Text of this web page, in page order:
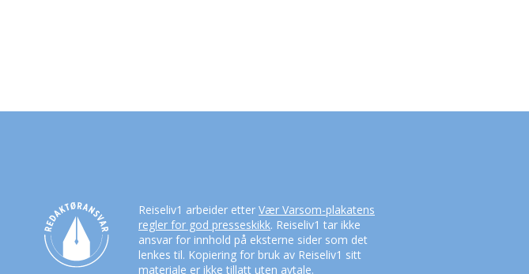
Reiseliv1 arbeider etter Vær Varsom-plakatens
regler for god presseskikk. Reiseliv1 tar ikke
ansvar for innhold på eksterne sider som det
lenkes til. Kopiering for bruk av Reiseliv1 sitt
materiale er ikke tillatt uten avtale.